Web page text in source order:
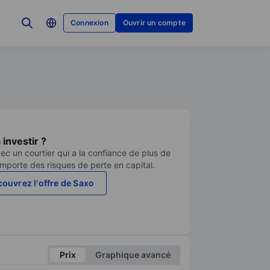
Connexion Ouvrir un compte
investir ?
un courtier qui a la confiance de plus de
des risques de perte en capital.
l'offre de Saxo
Prix Graphique avancé